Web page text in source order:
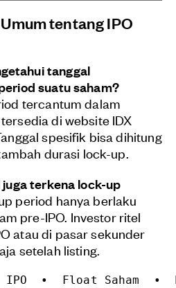
tentang IPO
tanggal
suatu saham?
tercantum dalam
di website IDX
spesifik bisa dihitung
durasi lock-up.
terkena lock-up
period hanya berlaku
pre-IPO. Investor ritel
atau di pasar sekunder
setelah listing.
•  Float Saham  •